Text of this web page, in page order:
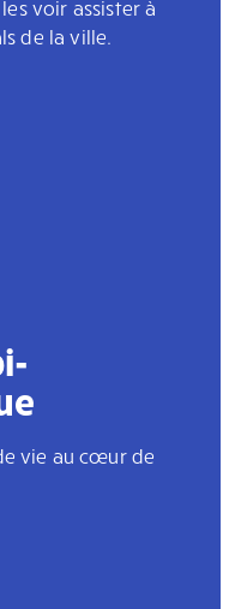
voir assister à
de la ville.
vie au cœur de